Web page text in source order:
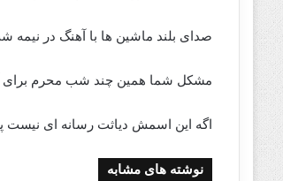
صدای بلند ماشین ها با آهنگ در
مشکل شما همین چند شب محرم برای
اگه این اسمش دیاثت رسانه ای
نوشته های مشابه